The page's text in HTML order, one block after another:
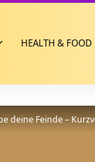
HEALTH & FOOD
deine Feinde –